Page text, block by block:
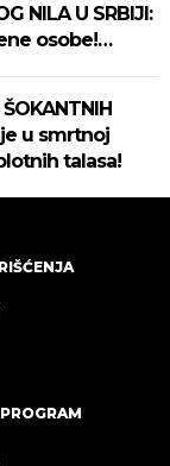
NILA U SRBIJI:
osobe!
u smrtnoj
talasa!